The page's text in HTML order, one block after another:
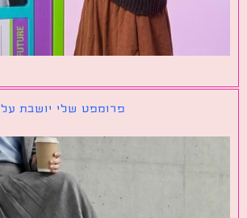
פרומפט שלי יושבת על אותיות